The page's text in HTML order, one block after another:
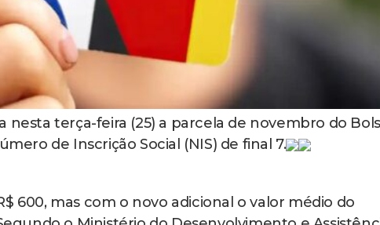
nesta terça-feira (25) a parcela de novembro do
de Inscrição Social (NIS) de final 7.
600, mas com o novo adicional o valor médio do